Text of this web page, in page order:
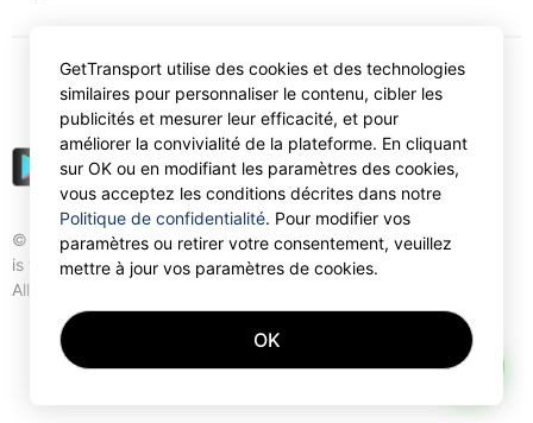
© Gettransport International Limited. GetTransport®
is trademark of Gettransport International Limited.
All rights reserved.
EUR
GetTransport utilise des cookies et des technologies
similaires pour personnaliser le contenu, cibler les
publicités et mesurer leur efficacité, et pour
améliorer la convivialité de la plateforme. En cliquant
sur OK ou en modifiant les paramètres des cookies,
vous acceptez les conditions décrites dans notre
Politique de confidentialité. Pour modifier vos
paramètres ou retirer votre consentement, veuillez
mettre à jour vos paramètres de cookies.
OK
AI